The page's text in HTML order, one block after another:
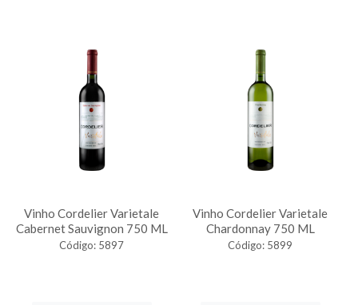
Vinho Cordelier Varietale
Cabernet Sauvignon 750 ML
Código: 5897
Vinho Cordelier Varietale
Chardonnay 750 ML
Código: 5899